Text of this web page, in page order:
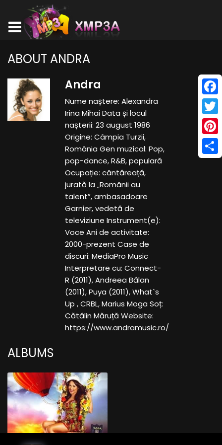
ABOUT ANDRA
Andra
Nume naștere: Alexandra
Irina Mihai Data și locul
nașterii: 23 august 1986
Origine: Câmpia Turzii,
România Gen muzical: Pop,
pop-dance, R&B, populară
Ocupație: cântăreață,
jurată la „Românii au
talent”, ambasadoare
Garnier, vedetă de
televiziune Instrument(e):
Voce Ani de activitate:
2000-prezent Case de
discuri: MediaPro Music
Interpretare cu: Connect-
R (2011), Andreea Bălan
(2011), Puya (2011), What`s
Up , CRBL, Marius Moga Soț:
Cătălin Măruță Website:
https://www.andramusic.ro/
ALBUMS